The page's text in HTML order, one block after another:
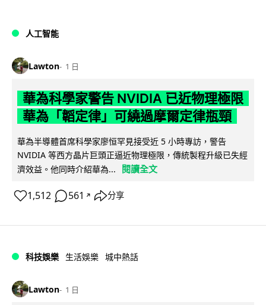
人工智能
Lawton 1 日
華為科學家警告 NVIDIA 已近物理極限
華為「韜定律」可繞過摩爾定律瓶頸
華為半導體首席科學家廖恒罕見接受近 5 小時專訪，警告
NVIDIA 等西方晶片巨頭正逼近物理極限，傳統製程升級已失經
濟效益。他同時介紹華為...
閱讀全文
1,512 561 ↗ 分享
科技娛樂 生活娛樂 城中熱話
Lawton 1 日